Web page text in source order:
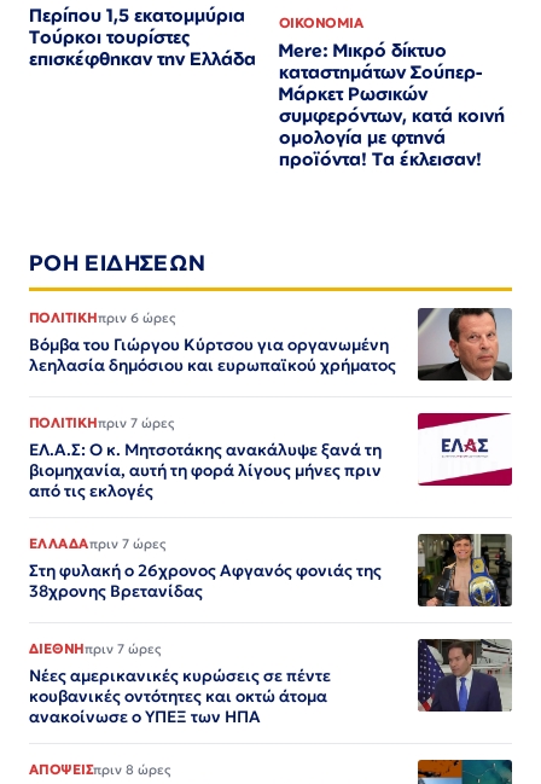
Περίπου 1,5 εκατομμύρια
Τούρκοι τουρίστες
επισκέφθηκαν την Ελλάδα
ΟΙΚΟΝΟΜΙΑ
Mere: Μικρό δίκτυο
καταστημάτων Σούπερ-
Μάρκετ Ρωσικών
συμφερόντων, κατά κοινή
ομολογία με φτηνά
προϊόντα! Τα έκλεισαν!
ΡΟΗ ΕΙΔΗΣΕΩΝ
ΠΟΛΙΤΙΚΗπριν 6 ώρες
Βόμβα του Γιώργου Κύρτσου για οργανωμένη
λεηλασία δημόσιου και ευρωπαϊκού χρήματος
ΠΟΛΙΤΙΚΗπριν 7 ώρες
ΕΛ.Α.Σ: Ο κ. Μητσοτάκης ανακάλυψε ξανά τη
βιομηχανία, αυτή τη φορά λίγους μήνες πριν
από τις εκλογές
ΕΛΛΑΔΑπριν 7 ώρες
Στη φυλακή ο 26χρονος Αφγανός φονιάς της
38χρονης Βρετανίδας
ΔΙΕΘΝΗπριν 7 ώρες
Νέες αμερικανικές κυρώσεις σε πέντε
κουβανικές οντότητες και οκτώ άτομα
ανακοίνωσε ο ΥΠΕΞ των ΗΠΑ
ΑΠΟΨΕΙΣπριν 8 ώρες